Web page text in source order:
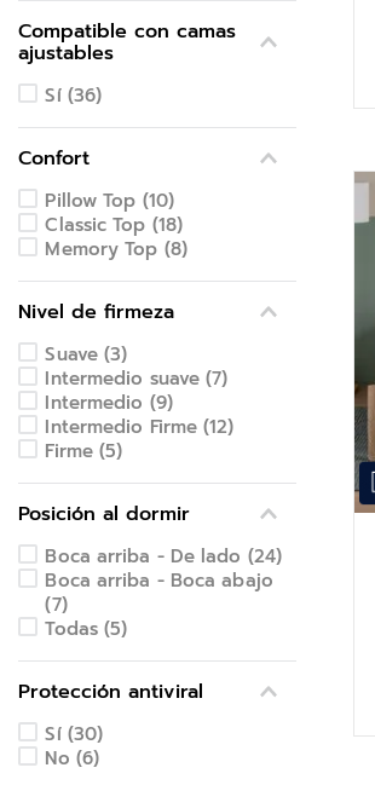
Compatible con camas
ajustables
Sí (36)
Confort
Pillow Top (10)
Classic Top (18)
Memory Top (8)
Nivel de firmeza
Suave (3)
Intermedio suave (7)
Intermedio (9)
Intermedio Firme (12)
Firme (5)
Posición al dormir
Boca arriba - De lado (24)
Boca arriba - Boca abajo
(7)
Todas (5)
Protección antiviral
Sí (30)
No (6)